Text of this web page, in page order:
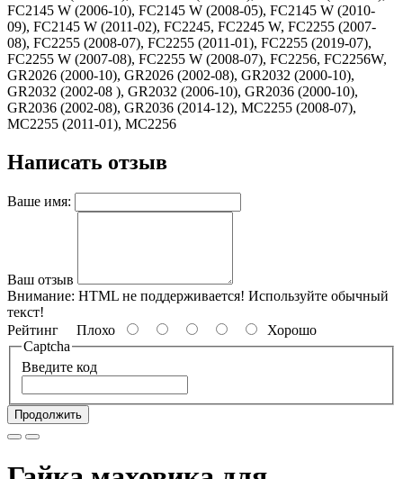
FC2145 W (2006-10), FC2145 W (2008-05), FC2145 W (2010-
09), FC2145 W (2011-02), FC2245, FC2245 W, FC2255 (2007-
08), FC2255 (2008-07), FC2255 (2011-01), FC2255 (2019-07),
FC2255 W (2007-08), FC2255 W (2008-07), FC2256, FC2256W,
GR2026 (2000-10), GR2026 (2002-08), GR2032 (2000-10),
GR2032 (2002-08 ), GR2032 (2006-10), GR2036 (2000-10),
GR2036 (2002-08), GR2036 (2014-12), MC2255 (2008-07),
MC2255 (2011-01), MC2256
Написать отзыв
Ваше имя:
Ваш отзыв
Внимание: HTML не поддерживается! Используйте обычный
текст!
Рейтинг Плохо
Хорошо
Captcha
Введите код
Продолжить